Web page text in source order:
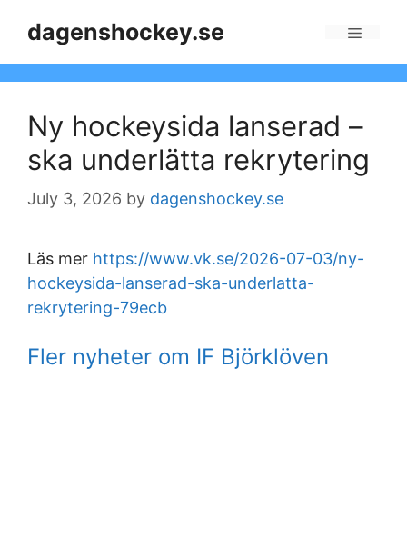
dagenshockey.se
Ny hockeysida lanserad –
ska underlätta rekrytering
July 3, 2026 by dagenshockey.se
Läs mer https://www.vk.se/2026-07-03/ny-
hockeysida-lanserad-ska-underlatta-
rekrytering-79ecb
Fler nyheter om IF Björklöven